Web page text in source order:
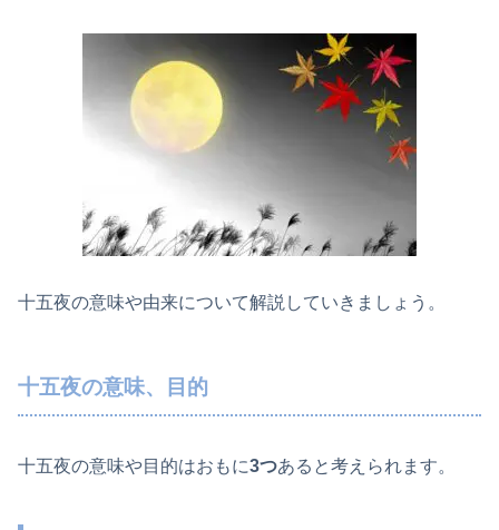
十五夜の意味や由来について解説していきましょう。
十五夜の意味、目的
十五夜の意味や目的はおもに3つあると考えられます。